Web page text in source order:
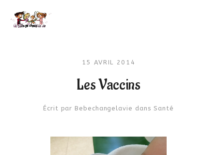
15 AVRIL 2014
Les Vaccins
Écrit par Bebechangelavie dansSanté